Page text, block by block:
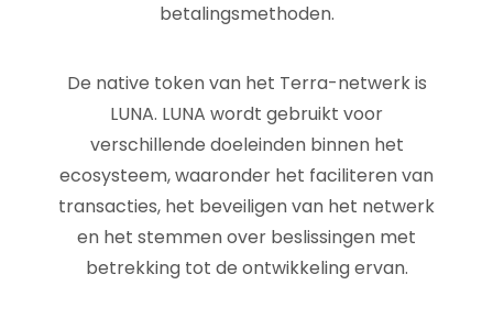
betalingsmethoden.
De native token van het Terra-netwerk is
LUNA. LUNA wordt gebruikt voor
verschillende doeleinden binnen het
ecosysteem, waaronder het faciliteren van
transacties, het beveiligen van het netwerk
en het stemmen over beslissingen met
betrekking tot de ontwikkeling ervan.